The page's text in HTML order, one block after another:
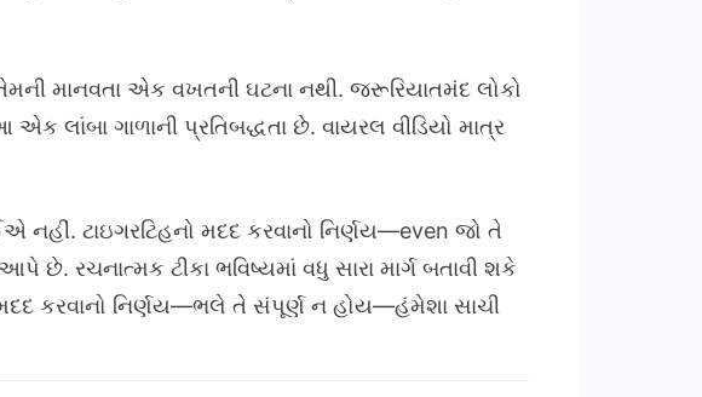
માનવતા એક વખતની ઘટના નથી. જરૂરિયાતમંદ લોકો
લાંબા ગાળાની પ્રતિબદ્ધતા છે. વાયરલ વીડિયો માત્ર
નહીં. ટાઇગરટિહનો મદદ કરવાનો નિર્ણય—even જો તે
રચનાત્મક ટીકા ભવિષ્યમાં વધુ સારા માર્ગ બતાવી શકે
કરવાનો નિર્ણય—ભલે તે સંપૂર્ણ ન હોય—હંમેશા સાચી